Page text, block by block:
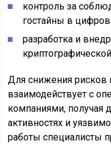
контроль за
гостайны в
разработка и
Для снижения рисков
взаимодействует с
компаниями, получая
активностях и
работы специалисты